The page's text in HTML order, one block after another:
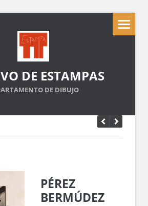
DE ESTAMPAS
DE DIBUJO
PÉREZ
BERMÚDEZ